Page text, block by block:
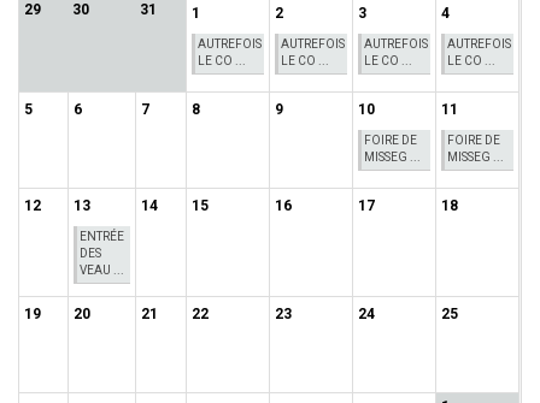
29
30 31 1
AUTREFOIS
LE CO ...
2
AUTREFOIS
LE CO ...
3
AUTREFOIS
LE CO ...
4
AUTREFOIS
LE CO ...
5 6 7 8 9 10
FOIRE DE
MISSEG ...
11
FOIRE DE
MISSEG ...
12 13
ENTRÉE
DES
VEAU ...
14 15 16 17 18
19 20 21 22 23 24 25